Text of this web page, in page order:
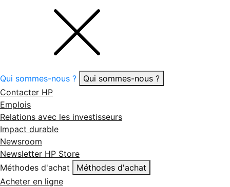
Qui sommes-nous ?
Qui sommes-nous ?
Contacter HP
Emplois
Relations avec les investisseurs
Impact durable
Newsroom
Newsletter HP Store
Méthodes d'achat
Méthodes d'achat
Acheter en ligne